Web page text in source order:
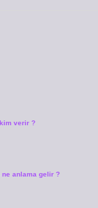
verir ?
anlama gelir ?